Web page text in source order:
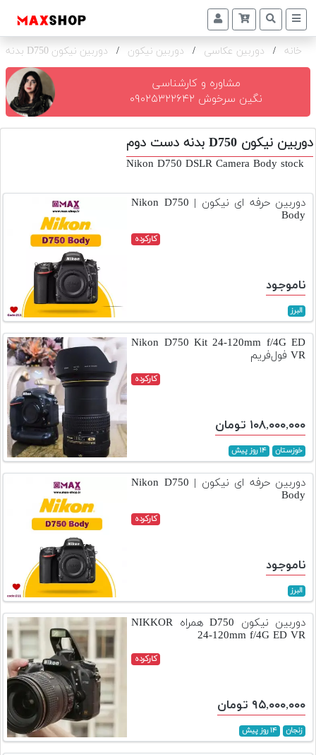
دوربین
و
تجهیزات
و
اکسسوری
دوم
اجاره
دوربین
و
تجهیزات
مکث
دست
دوم
لیست
قیمت
خانه / دوربین عکاسی / دوربین نیکون / دوربین نیکون D750 بدنه
مشاوره و کارشناسی
نگین سرخوش ۰۹۰۲۵۳۲۲۶۴۲
دوربین نیکون D750 بدنه دست دوم
Nikon D750 DSLR Camera Body stock
دوربین حرفه ای نیکون | Nikon D750
Body
کارکرده
ناموجود
البرز
Nikon D750 Kit 24-120mm f/4G ED
VR فول‌فریم
کارکرده
۱۰۸,۰۰۰,۰۰۰ تومان
خوزستان ۱۴ روز پیش
دوربین حرفه ای نیکون | Nikon D750
Body
کارکرده
ناموجود
البرز
دوربین نیکون D750 همراه NIKKOR
24-120mm f/4G ED VR
کارکرده
۹۵,۰۰۰,۰۰۰ تومان
زنجان ۱۴ روز پیش